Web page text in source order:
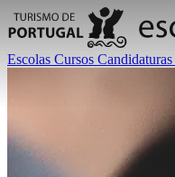
Escolas Cursos Candidaturas